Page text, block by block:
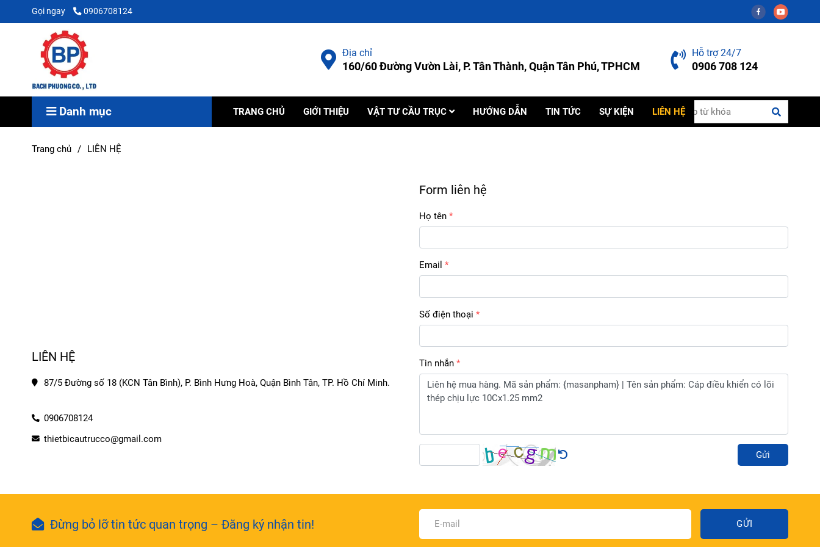
Gọi ngay 0906708124
Địa chỉ
160/60 Đường Vườn Lài, P. Tân Thành, Quận Tân Phú, TPHCM
Hỗ trợ 24/7
0906 708 124
Danh mục TRANG CHỦ GIỚI THIỆU VẬT TƯ CẦU TRỤC HƯỚNG DẪN TIN TỨC SỰ KIỆN LIÊN HỆ
Trang chủ / LIÊN HỆ
LIÊN HỆ
87/5 Đường số 18 (KCN Tân Bình), P. Bình Hưng Hoà, Quận Bình Tân, TP. Hồ Chí Minh.
0906708124
thietbicautrucco@gmail.com
Form liên hệ
Họ tên
Email
Số điện thoại
Tin nhắn
Gửi
Đừng bỏ lỡ tin tức quan trọng – Đăng ký nhận tin! GỬI